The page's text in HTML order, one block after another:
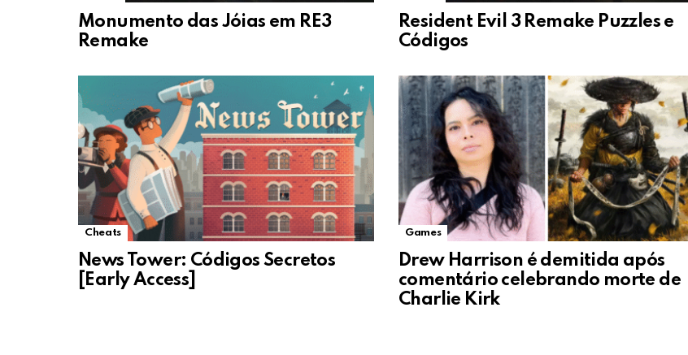
Monumento das Jóias em RE3
Remake
Resident Evil 3 Remake Puzzles e
Códigos
Cheats
News Tower: Códigos Secretos
[Early Access]
Games
Drew Harrison é demitida após
comentário celebrando morte de
Charlie Kirk